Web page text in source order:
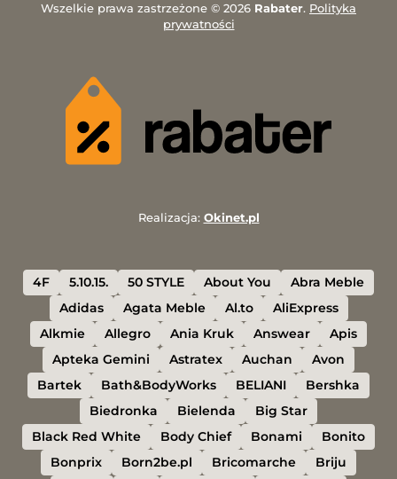
Wszelkie prawa zastrzeżone © 2026 Rabater. Polityka
prywatności
Realizacja: Okinet.pl
4F 5.10.15. 50 STYLE About You
Abra Meble
Adidas
Agata Meble Al.to
AliExpress
Alkmie
Allegro Ania Kruk Answear
Apis
Apteka Gemini
Astratex Auchan
Avon
Bartek
Bath&BodyWorks BELIANI
Bershka
Biedronka
Bielenda
Big Star
Black Red White
Body Chief Bonami
Bonito
Bonprix
Born2be.pl Bricomarche Briju